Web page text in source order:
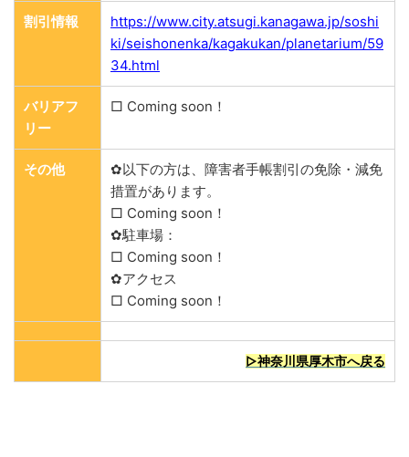
割引情報
https://www.city.atsugi.kanagawa.jp/soshi
ki/seishonenka/kagakukan/planetarium/59
34.html
バリアフ
リー
□ Coming soon！
その他
✿以下の方は、障害者手帳割引の免除・減免
措置があります。
□ Coming soon！
✿駐車場：
□ Coming soon！
✿アクセス
□ Coming soon！
▷神奈川県厚木市へ戻る